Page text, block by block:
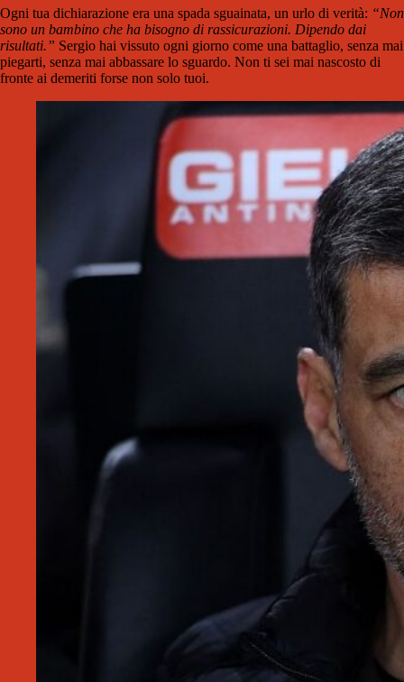
Ogni tua dichiarazione era una spada sguainata, un urlo di verità: “Non
sono un bambino che ha bisogno di rassicurazioni. Dipendo dai
risultati.” Sergio hai vissuto ogni giorno come una battaglio, senza mai
piegarti, senza mai abbassare lo sguardo. Non ti sei mai nascosto di
fronte ai demeriti forse non solo tuoi.